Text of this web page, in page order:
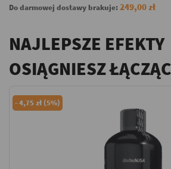
Do darmowej dostawy brakuje:249,00 zł
NAJLEPSZE EFEKTY
OSIĄGNIESZ ŁĄCZĄC
-4,75 zł (5%)